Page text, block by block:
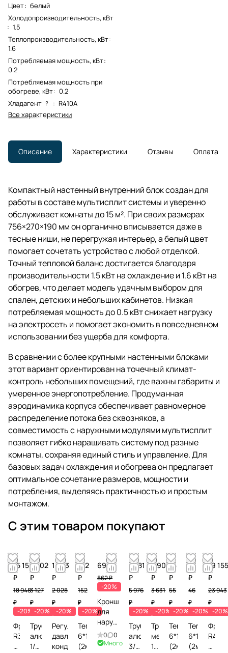
Цвет: белый
Холодопроизводительность, кВт
: 1.5
Теплопроизводительность, кВт:
1.6
Потребляемая мощность, кВт:
0.2
Потребляемая мощность при
обогреве, кВт: 0.2
Хладагент ? : R410A
Все характеристики
Описание Характеристики Отзывы Оплата
Компактный настенный внутренний блок создан для
работы в составе мультисплит системы и уверенно
обслуживает комнаты до 15 м². При своих размерах
756×270×190 мм он органично вписывается даже в
тесные ниши, не перегружая интерьер, а белый цвет
помогает сочетать устройство с любой отделкой.
Точный тепловой баланс достигается благодаря
производительности 1.5 кВт на охлаждение и 1.6 кВт на
обогрев, что делает модель удачным выбором для
спален, детских и небольших кабинетов. Низкая
потребляемая мощность до 0.5 кВт снижает нагрузку
на электросеть и помогает экономить в повседневном
использовании без ущерба для комфорта.
В сравнении с более крупными настенными блоками
этот вариант ориентирован на точечный климат-
контроль небольших помещений, где важны габариты и
умеренное энергопотребление. Продуманная
аэродинамика корпуса обеспечивает равномерное
распределение потока без сквозняков, а
совместимость с наружными модулями мультисплит
позволяет гибко наращивать систему под разные
комнаты, сохраняя единый стиль и управление. Для
базовых задач охлаждения и обогрева он предлагает
оптимальное сочетание размеров, мощности и
потребления, выделяясь практичностью и простым
монтажом.
С этим товаром покупают
15 159
₽
18 948
₽
-20%
Фреон
R32,
9,5
2 502
₽
3 127
₽
-20%
Труба
алюминиевая
1/2
1 623
₽
2 028
₽
-20%
Регулятор
давления
конденсации
122
₽
152
₽
-20%
Теплоизоляция
6*19
(2м)
690 ₽
862 ₽
-20%
Кронштейн
для
наружного
блока
до 4,5
0
0
Много
4 781
₽
5 976
₽
-20%
Труба
алюминиевая
3/4
2 905
₽
3 631
₽
-20%
Труба
медная
1/4
44
₽
55
₽
-20%
Теплоизоляция
6*12
(2м)
37
₽
46
₽
-20%
6*10
(2м)
19 155
₽
23 943
₽
-20%
11,3